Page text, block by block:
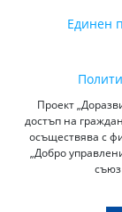
Единен
Проект
достъп на
осъществява с
„Добро